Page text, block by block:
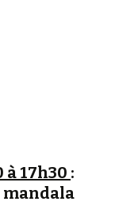
à 17h30 :
mandala